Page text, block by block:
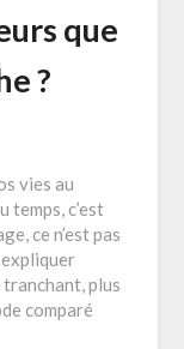
que
?
vies au
temps, c’est
ce n’est pas
expliquer
plus
comparé